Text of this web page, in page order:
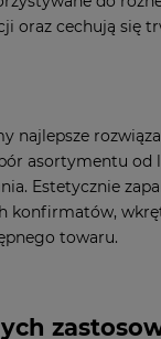
oraz cechują się
asortymentu od
Estetycznie
konfirmatów,
towaru.